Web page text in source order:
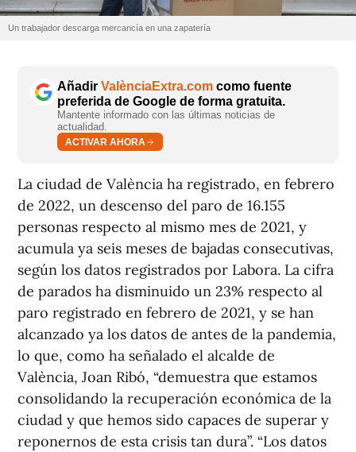
Un trabajador descarga mercancía en una zapatería
Añadir ValènciaExtra.com como fuente
preferida de Google de forma gratuita.
Mantente informado con las últimas noticias de
actualidad.
ACTIVAR AHORA
La ciudad de València ha registrado, en febrero
de 2022, un descenso del paro de 16.155
personas respecto al mismo mes de 2021, y
acumula ya seis meses de bajadas consecutivas,
según los datos registrados por Labora. La cifra
de parados ha disminuido un 23% respecto al
paro registrado en febrero de 2021, y se han
alcanzado ya los datos de antes de la pandemia,
lo que, como ha señalado el alcalde de
València, Joan Ribó, “demuestra que estamos
consolidando la recuperación económica de la
ciudad y que hemos sido capaces de superar y
reponernos de esta crisis tan dura”. “Los datos